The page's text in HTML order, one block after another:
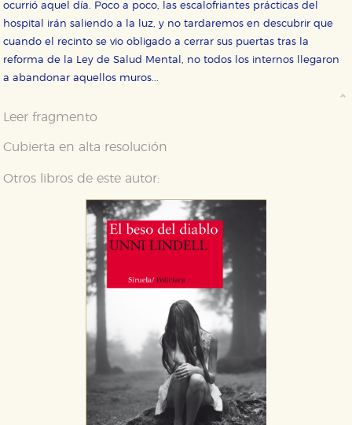
ocurrió aquel día. Poco a poco, las escalofriantes prácticas del
hospital irán saliendo a la luz, y no tardaremos en descubrir que
cuando el recinto se vio obligado a cerrar sus puertas tras la
reforma de la Ley de Salud Mental, no todos los internos llegaron
a abandonar aquellos muros...
Leer fragmento
Cubierta en alta resolución
Otros libros de este autor: